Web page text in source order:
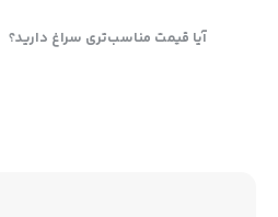
آیا قیمت مناسب‌تری سراغ دارید؟